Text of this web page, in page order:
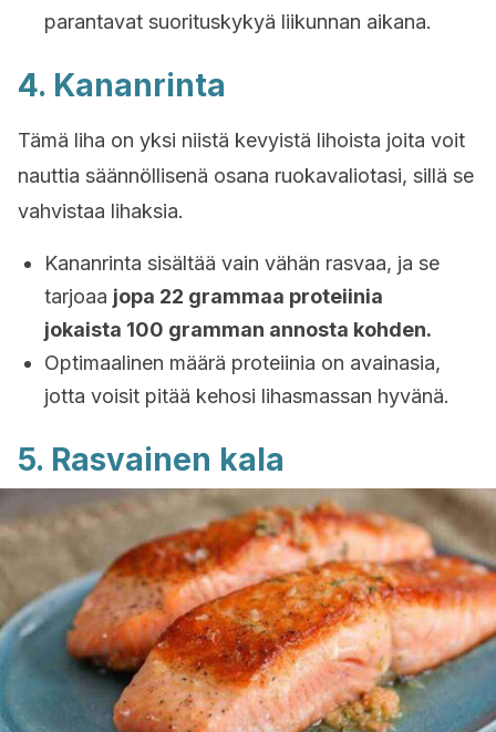
parantavat suorituskykyä liikunnan aikana.
4. Kananrinta
Tämä liha on yksi niistä kevyistä lihoista joita voit
nauttia säännöllisenä osana ruokavaliotasi, sillä se
vahvistaa lihaksia.
Kananrinta sisältää vain vähän rasvaa, ja se
tarjoaa jopa 22 grammaa proteiinia
jokaista 100 gramman annosta kohden.
Optimaalinen määrä proteiinia on avainasia,
jotta voisit pitää kehosi lihasmassan hyvänä.
5. Rasvainen kala